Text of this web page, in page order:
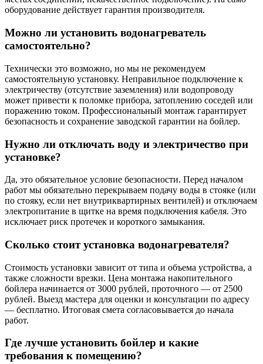
оборудование действует гарантия производителя.
Можно ли установить водонагреватель
самостоятельно?
Технически это возможно, но мы не рекомендуем
самостоятельную установку. Неправильное подключение к
электричеству (отсутствие заземления) или водопроводу
может привести к поломке прибора, затоплению соседей или
поражению током. Профессиональный монтаж гарантирует
безопасность и сохранение заводской гарантии на бойлер.
Нужно ли отключать воду и электричество при
установке?
Да, это обязательное условие безопасности. Перед началом
работ мы обязательно перекрываем подачу воды в стояке (или
по стояку, если нет внутриквартирных вентилей) и отключаем
электропитание в щитке на время подключения кабеля. Это
исключает риск протечек и короткого замыкания.
Сколько стоит установка водонагревателя?
Стоимость установки зависит от типа и объема устройства, а
также сложности врезки. Цена монтажа накопительного
бойлера начинается от 3000 рублей, проточного — от 2500
рублей. Выезд мастера для оценки и консультации по адресу
— бесплатно. Итоговая смета согласовывается до начала
работ.
Где лучше установить бойлер и какие
требования к помещению?